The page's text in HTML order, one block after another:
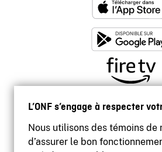
L’ONF s’engage à respecter
Nous utilisons des témoins de
d’assurer le bon